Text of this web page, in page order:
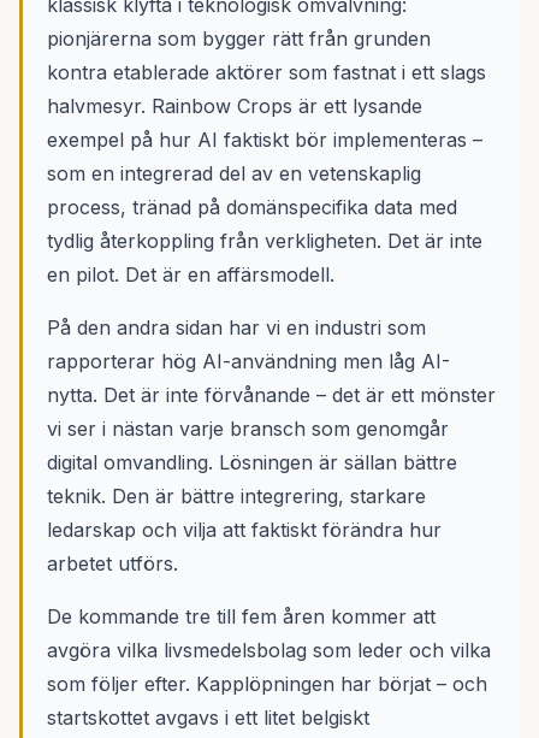
klassisk klyfta i teknologisk omvälvning:
pionjärerna som bygger rätt från grunden
kontra etablerade aktörer som fastnat i ett slags
halvmesyr. Rainbow Crops är ett lysande
exempel på hur AI faktiskt bör implementeras –
som en integrerad del av en vetenskaplig
process, tränad på domänspecifika data med
tydlig återkoppling från verkligheten. Det är inte
en pilot. Det är en affärsmodell.
På den andra sidan har vi en industri som
rapporterar hög AI-användning men låg AI-
nytta. Det är inte förvånande – det är ett mönster
vi ser i nästan varje bransch som genomgår
digital omvandling. Lösningen är sällan bättre
teknik. Den är bättre integrering, starkare
ledarskap och vilja att faktiskt förändra hur
arbetet utförs.
De kommande tre till fem åren kommer att
avgöra vilka livsmedelsbolag som leder och vilka
som följer efter. Kapplöpningen har börjat – och
startskottet avgavs i ett litet belgiskt